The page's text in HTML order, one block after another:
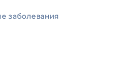
заболевания